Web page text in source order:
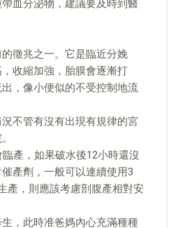
血分泌物，建議要及時到醫
徵兆之一。它是臨近分娩
收縮加強，胎膜會逐漸打
，像小便似的不受控制地流
不管有沒有出現有規律的宮
產，如果破水後12小時還沒
產劑，一般可以連續使用3
產，則應該考慮剖腹產相對安
，此時准爸媽內心充滿種種